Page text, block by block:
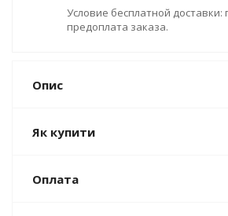
Условие бесплатной доставки:
предоплата заказа.
Опис
Як купити
Оплата